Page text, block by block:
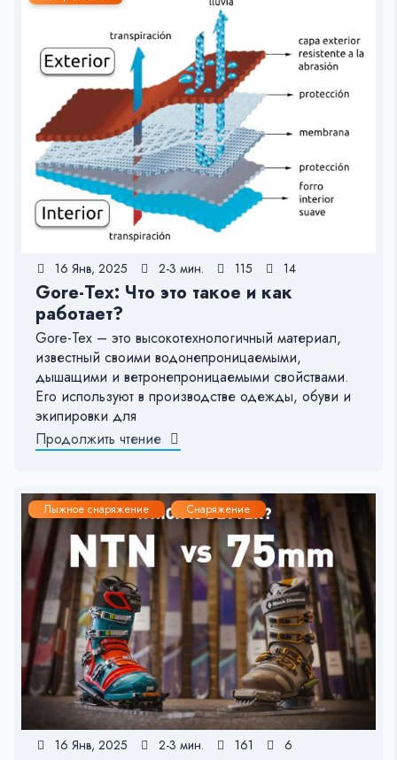
16 Янв, 2025 2-3 мин. 115 14
Gore-Tex: Что это такое и как
работает?
Gore-Tex – это высокотехнологичный материал,
известный своими водонепроницаемыми,
дышащими и ветронепроницаемыми свойствами.
Его используют в производстве одежды, обуви и
экипировки для
Продолжить чтение
Лыжное снаряжение Снаряжение
16 Янв, 2025 2-3 мин. 161 6